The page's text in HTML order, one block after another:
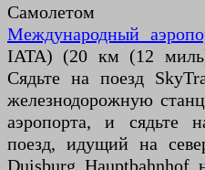
Самолетом
Международный
IATA) (20 км (12
Сядьте на поезд
железнодорожную
аэропорта, и сядьте
поезд, идущий на
Duisburg Hauptbahnhof